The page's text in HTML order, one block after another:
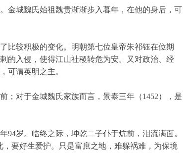
金城魏氏始祖魏贵渐渐步入暮年，在他的身后，可
比较积极的变化。明朝第七位皇帝朱祁钰在位期
的入侵，使得江山社稷转危为安。又对政治、经
可谓英明之主。
；对于金城魏氏家族而言，景泰三年（1452），是
岁。临终之际，坤乾二子仆于炕前，泪流满面。
要好生爱护。只是富庶之地，难躲祸难，为保境